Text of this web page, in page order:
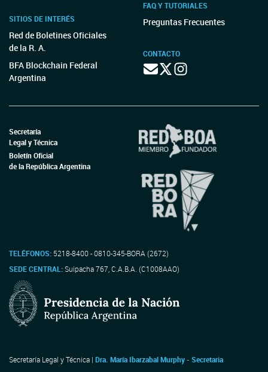
SITIOS DE INTERÉS
Red de Boletines Oficiales
de la R. A.
BFA Blockchain Federal
Argentina
FAQ Y TUTORIALES
Preguntas Frecuentes
CONTACTO
Secretaría
Legal y Técnica
Boletín Oficial
de la República Argentina
TELÉFONOS: 5218-8400 - 0810-345-BORA (2672)
SEDE CENTRAL:Suipacha 767, C.A.B.A. (C1008AAO)
Secretaría Legal y Técnica | Dra. María Ibarzabal Murphy - Secretaria